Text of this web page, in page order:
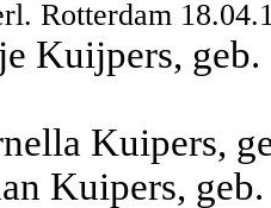
Rotterdam
Kuijpers,
Kuipers,
Kuipers,